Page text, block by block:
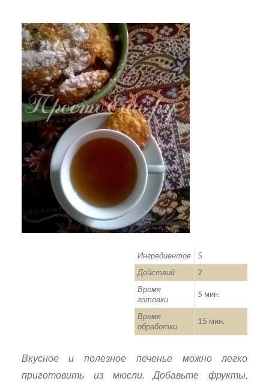
Ингредиентов
5
Действий
2
Время
готовки
5 мин.
Время
обработки
15 мин.
Вкусное и полезное печенье можно легко
приготовить из мюсли. Добавьте фрукты,